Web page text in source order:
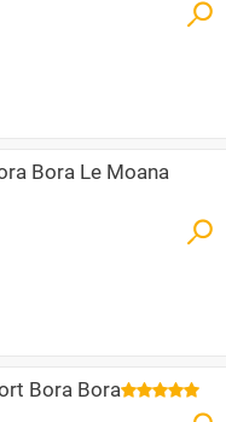
Bora Le Moana
Bora Bora